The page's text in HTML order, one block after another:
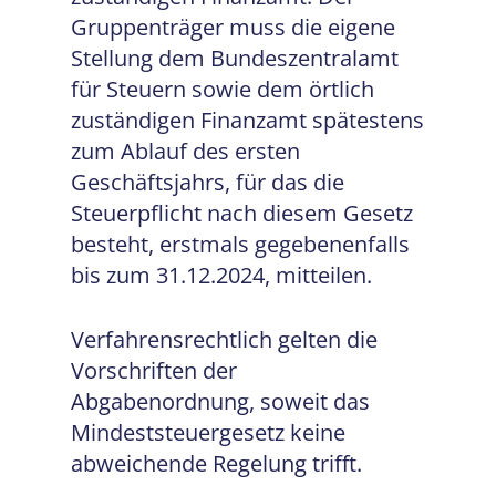
Gruppenträger muss die eigene
Stellung dem Bundeszentralamt
für Steuern sowie dem örtlich
zuständigen Finanzamt spätestens
zum Ablauf des ersten
Geschäftsjahrs, für das die
Steuerpflicht nach diesem Gesetz
besteht, erstmals gegebenenfalls
bis zum 31.12.2024, mitteilen.
Verfahrensrechtlich gelten die
Vorschriften der
Abgabenordnung, soweit das
Mindeststeuergesetz keine
abweichende Regelung trifft.